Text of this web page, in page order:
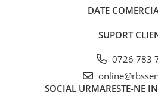
Accesorii pentru Arhivare
Ecusoane
DATE
SUPORT
0726 783
SOCIAL URMARESTE-NE